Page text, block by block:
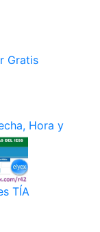
Gratis
Hora y
TÍA